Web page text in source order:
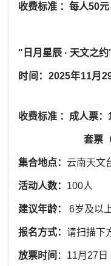
收费标准 ：每人50
"日月星辰 · 天文之约
时间：2025年
收费标准 ：成人票
套票（一大
集合地点： 云南天文
活动人数： 100人
建议年龄： 6岁及以
报名方式： 请扫描下
放票时间 ：11月27日